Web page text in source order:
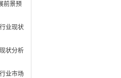
前景预
业现状
状分析
业市场